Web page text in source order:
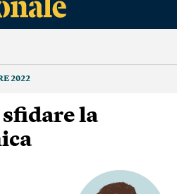
2022
sfidare la